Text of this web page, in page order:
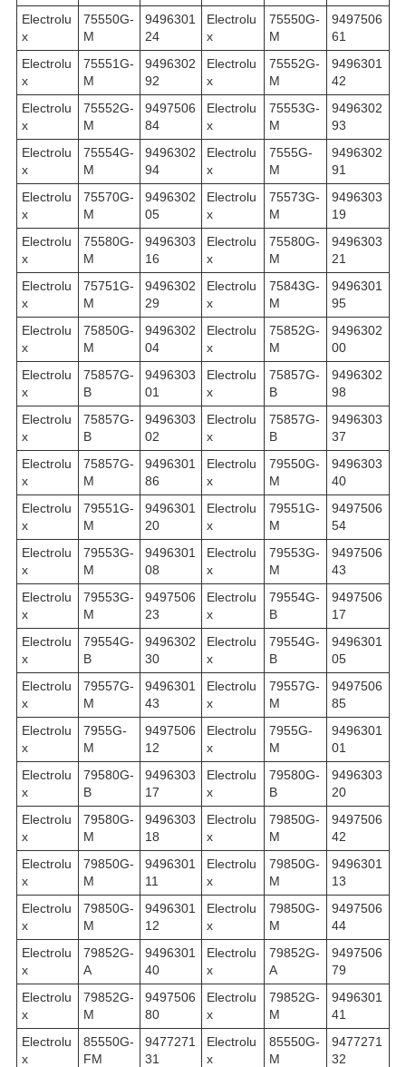
Electrolu
x
75550G-
M
9496301
24
Electrolu
x
75550G-
M
9497506
61
Electrolu
x
75551G-
M
9496302
92
Electrolu
x
75552G-
M
9496301
42
Electrolu
x
75552G-
M
9497506
84
Electrolu
x
75553G-
M
9496302
93
Electrolu
x
75554G-
M
9496302
94
Electrolu
x
7555G-
M
9496302
91
Electrolu
x
75570G-
M
9496302
05
Electrolu
x
75573G-
M
9496303
19
Electrolu
x
75580G-
M
9496303
16
Electrolu
x
75580G-
M
9496303
21
Electrolu
x
75751G-
M
9496302
29
Electrolu
x
75843G-
M
9496301
95
Electrolu
x
75850G-
M
9496302
04
Electrolu
x
75852G-
M
9496302
00
Electrolu
x
75857G-
B
9496303
01
Electrolu
x
75857G-
B
9496302
98
Electrolu
x
75857G-
B
9496303
02
Electrolu
x
75857G-
B
9496303
37
Electrolu
x
75857G-
M
9496301
86
Electrolu
x
79550G-
M
9496303
40
Electrolu
x
79551G-
M
9496301
20
Electrolu
x
79551G-
M
9497506
54
Electrolu
x
79553G-
M
9496301
08
Electrolu
x
79553G-
M
9497506
43
Electrolu
x
79553G-
M
9497506
23
Electrolu
x
79554G-
B
9497506
17
Electrolu
x
79554G-
B
9496302
30
Electrolu
x
79554G-
B
9496301
05
Electrolu
x
79557G-
M
9496301
43
Electrolu
x
79557G-
M
9497506
85
Electrolu
x
7955G-
M
9497506
12
Electrolu
x
7955G-
M
9496301
01
Electrolu
x
79580G-
B
9496303
17
Electrolu
x
79580G-
B
9496303
20
Electrolu
x
79580G-
M
9496303
18
Electrolu
x
79850G-
M
9497506
42
Electrolu
x
79850G-
M
9496301
11
Electrolu
x
79850G-
M
9496301
13
Electrolu
x
79850G-
M
9496301
12
Electrolu
x
79850G-
M
9497506
44
Electrolu
x
79852G-
A
9496301
40
Electrolu
x
79852G-
A
9497506
79
Electrolu
x
79852G-
M
9497506
80
Electrolu
x
79852G-
M
9496301
41
Electrolu
x
85550G-
FM
9477271
31
Electrolu
x
85550G-
M
9477271
32